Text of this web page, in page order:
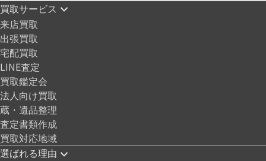
買取サービス
来店買取
出張買取
宅配買取
LINE査定
買取鑑定会
法人向け買取
蔵・遺品整理
査定書類作成
買取対応地域
選ばれる理由